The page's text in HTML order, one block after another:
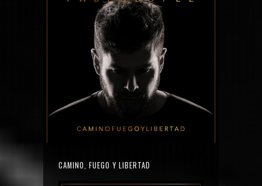
CAMINO, FUEGO Y LIBERTAD